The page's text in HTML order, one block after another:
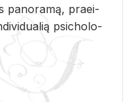
pa­no­ra­mą, pra­ei­
psi­cho­lo­